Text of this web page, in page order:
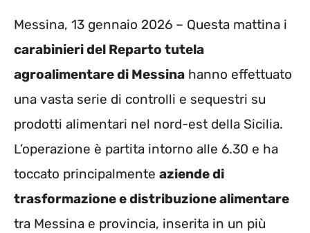
Messina, 13 gennaio 2026 – Questa mattina i
carabinieri del Reparto tutela
agroalimentare di Messina hanno effettuato
una vasta serie di controlli e sequestri su
prodotti alimentari nel nord-est della Sicilia.
L’operazione è partita intorno alle 6.30 e ha
toccato principalmente aziende di
trasformazione e distribuzione alimentare
tra Messina e provincia, inserita in un più